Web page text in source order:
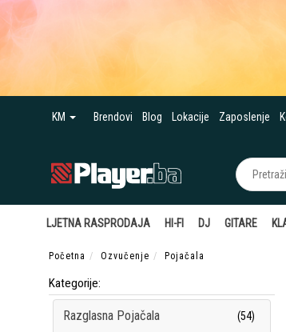
KM Brendovi Blog Lokacije Zaposlenje
LJETNA RASPRODAJA HI-FI DJ GITARE
Početna Ozvučenje Pojačala
Kategorije:
Razglasna Pojačala (54)